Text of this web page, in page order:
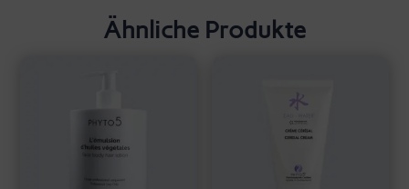
Ähnliche Produkte